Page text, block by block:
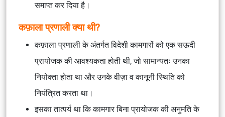
समाप्त कर दिया है।
कफ़ाला प्रणाली क्या थी?
कफ़ाला प्रणाली के अंतर्गत विदेशी कामगारों को एक सऊदी
प्रायोजक की आवश्यकता होती थी, जो सामान्यतः उनका
नियोक्ता होता था और उनके वीज़ा व कानूनी स्थिति को
नियंत्रित करता था।
इसका तात्पर्य था कि कामगार बिना प्रायोजक की अनुमति के